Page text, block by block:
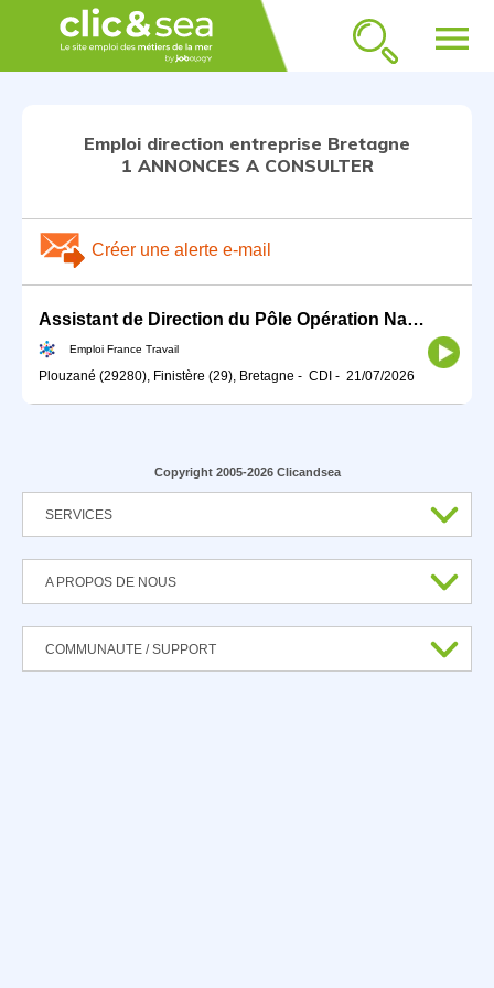
menu
Emploi direction entreprise Bretagne
1 ANNONCES A CONSULTER
Créer une alerte e-mail
Assistant de Direction du Pôle Opération Navale (H/F)
Emploi France Travail
Plouzané (29280), Finistère (29), Bretagne - CDI - 21/07/2026
Copyright 2005-2026 Clicandsea
SERVICES
A PROPOS DE NOUS
COMMUNAUTE / SUPPORT